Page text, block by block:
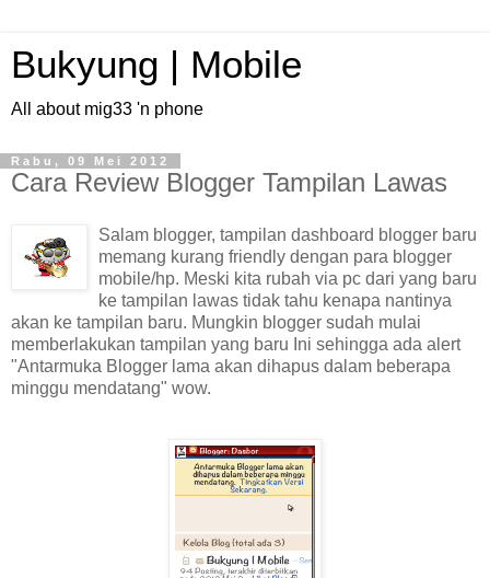
Bukyung | Mobile
All about mig33 'n phone
Rabu, 09 Mei 2012
Cara Review Blogger Tampilan Lawas
Salam blogger, tampilan dashboard blogger baru
memang kurang friendly dengan para blogger
mobile/hp. Meski kita rubah via pc dari yang baru
ke tampilan lawas tidak tahu kenapa nantinya
akan ke tampilan baru. Mungkin blogger sudah mulai
memberlakukan tampilan yang baru Ini sehingga ada alert
"Antarmuka Blogger lama akan dihapus dalam beberapa
minggu mendatang" wow.